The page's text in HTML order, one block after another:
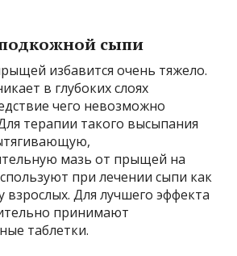
сыпи
избавится очень тяжело.
в глубоких слоях
чего невозможно
терапии такого высыпания
мазь от прыщей на
при лечении сыпи как
взрослых. Для лучшего эффекта
принимают
таблетки.